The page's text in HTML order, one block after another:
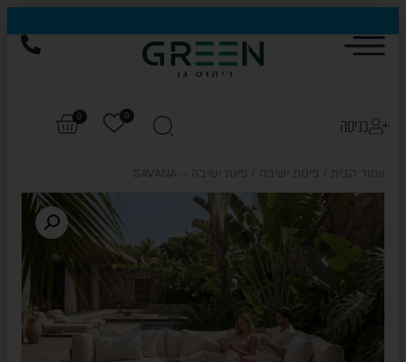
הייגולד- המותג שכבש את עולם החוץ, עכשיו בהנחות של עד 50%
כניסה 0
0
עמוד הבית פינות ישיבה / פינת ישיבה – SAVANA